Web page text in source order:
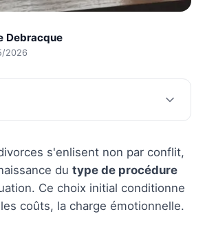
Debracque
2026
divorces en France
de divorce
s'enlisent non par conflit,
du type de procédure
Ce choix initial conditionne
coûts, la charge émotionnelle.